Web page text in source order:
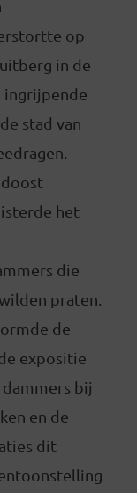
op
in de
ingrijpende
stad van
het
die
praten.
de
expositie
bij
en de
dit